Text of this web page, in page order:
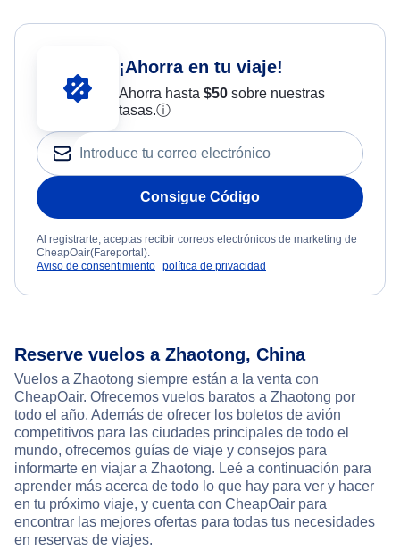
¡Ahorra en tu viaje!
Ahorra hasta $50sobre nuestras
tasas.ⓘ
Consigue Código
Al registrarte, aceptas recibir correos electrónicos de marketing de
CheapOair(Fareportal).
Aviso de consentimiento política de privacidad
Reserve vuelos a Zhaotong, China
Vuelos a Zhaotong siempre están a la venta con
CheapOair. Ofrecemos vuelos baratos a Zhaotong por
todo el año. Además de ofrecer los boletos de avión
competitivos para las ciudades principales de todo el
mundo, ofrecemos guías de viaje y consejos para
informarte en viajar a Zhaotong. Leé a continuación para
aprender más acerca de todo lo que hay para ver y hacer
en tu próximo viaje, y cuenta con CheapOair para
encontrar las mejores ofertas para todas tus necesidades
en reservas de viajes.